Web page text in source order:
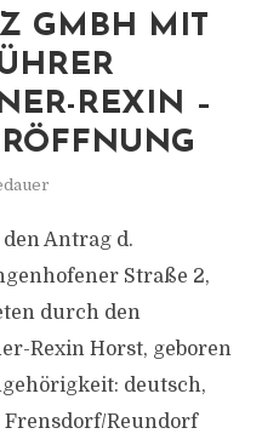
GMBH MIT
REXIN –
Antrag d.
Straße 2,
durch den
Rexin Horst, geboren
deutsch,
Frensdorf/Reundorf